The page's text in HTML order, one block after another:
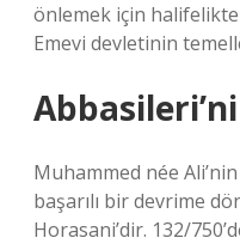
önlemek için
Emevi devletinin
Muhammed née
başarılı bir devrime
Horasani’dir. 132/